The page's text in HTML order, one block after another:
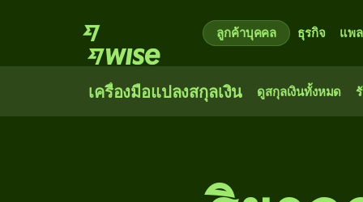
ลูกค้าบุคคล ธุรกิจ แพ
เครื่องมือแปลงสกุลเงิน ดูสกุลเงินทั้งหมด